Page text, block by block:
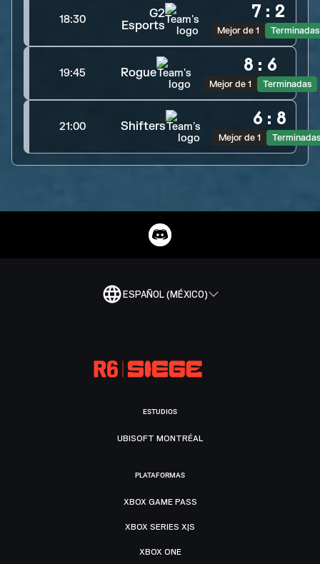
18:30
G2
Esports
7 : 2
Mejor de 1 Terminadas
19:45 Rogue 8 : 6
Mejor de 1 Terminadas
21:00 Shifters 6 : 8
Mejor de 1 Terminadas
ESPAÑOL (MÉXICO)
ESTUDIOS
UBISOFT MONTRÉAL
PLATAFORMAS
XBOX GAME PASS
XBOX SERIES X|S
XBOX ONE